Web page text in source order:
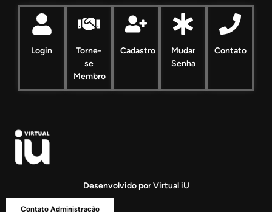
Login
Torne-
se
Membro
Cadastro
Mudar
Senha
Contato
Desenvolvido por Virtual iU
Contato Administração